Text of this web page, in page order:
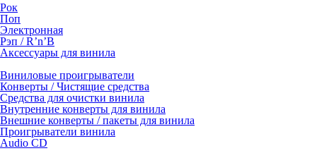
Рок
Поп
Электронная
Рэп / R’n’B
Аксессуары для винила
Виниловые проигрыватели
Конверты / Чистящие средства
Средства для очистки винила
Внутренние конверты для винила
Внешние конверты / пакеты для винила
Проигрыватели винила
Audio CD